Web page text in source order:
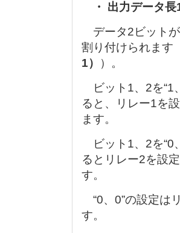
・ 出力データ
データ2ビット
割り付けられます
1）
）。
ビット1、2を“1
ると、リレー1を
ます。
ビット1、2を“0
るとリレー2を設
す。
“0、0”の設定は
す。